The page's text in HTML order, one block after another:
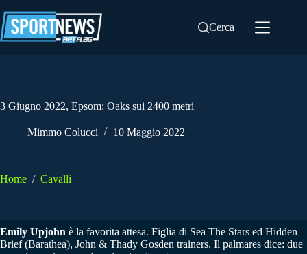
al
contenuto
Cerca
3 Giugno 2022, Epsom: Oaks sui 2400 metri
Mimmo Colucci 10 Maggio 2022
Home / Cavalli
Emily Upjohn è la favorita attesa. Figlia di Sea The Stars ed Hidden
Brief (Barathea), John & Thady Gosden trainers. Il palmares dice: due